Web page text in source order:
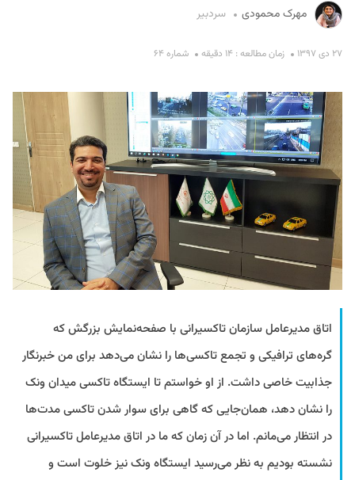
مهرک محمودی سردبیر
۲۷ دی ۱۳۹۷ زمان مطالعه : ۱۴ دقیقه شماره ۶۴
اتاق مدیرعامل سازمان تاکسیرانی با صفحه‌نمایش بزرگش که
گره‌های ترافیکی و تجمع تاکسی‌ها را نشان می‌دهد برای من خبرنگار
جذابیت خاصی داشت. از او خواستم تا ایستگاه تاکسی میدان ونک
را نشان دهد، همان‌جایی که گاهی برای سوار شدن تاکسی مدت‌ها
در انتظار می‌مانم. اما در آن زمان که ما در اتاق مدیرعامل تاکسیرانی
نشسته بودیم به نظر می‌رسید ایستگاه ونک نیز خلوت است و